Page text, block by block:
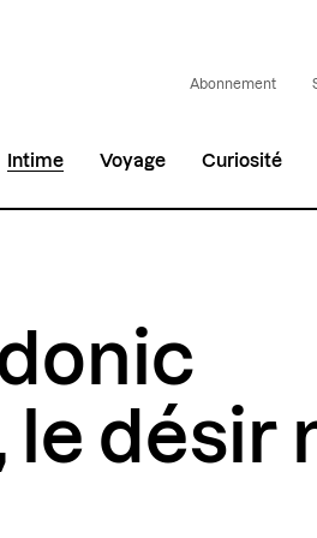
Abonnement
Intime Voyage Curiosité
désir